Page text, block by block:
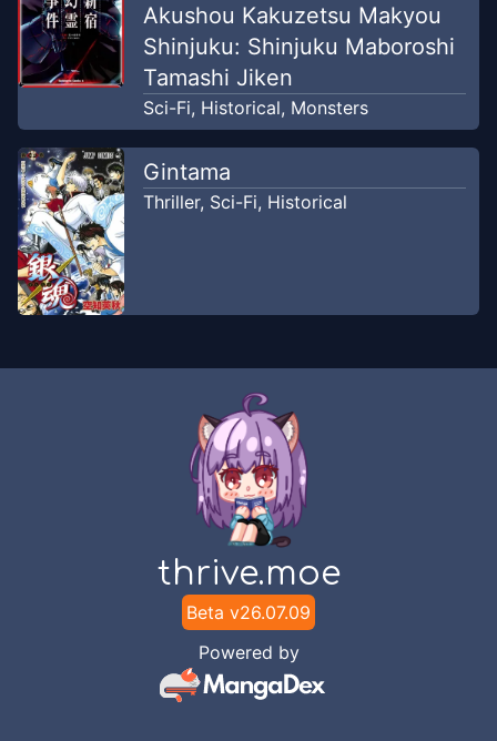
Chapter21 -Hari ke-21
CampManga
Jan 17, 2021
-Hari ke-21
Doppo Ginkaku - 独歩吟客
Translation
Aug 2,
2022
Chapter20
CampManga
Chapter20-Hari ke-20
Translation
Hari ke-19
Hari ke-19
Doppo Ginkaku - 独歩吟客
Hari ke-18
Doppo Ginkaku - 独歩吟客
Akushou Kakuzetsu Makyou
Shinjuku: Shinjuku Maboroshi
Tamashi Jiken
Sci-Fi, Historical, Monsters
Gintama
Thriller, Sci-Fi, Historical
thrive.moe
Beta v26.07.09
Powered by